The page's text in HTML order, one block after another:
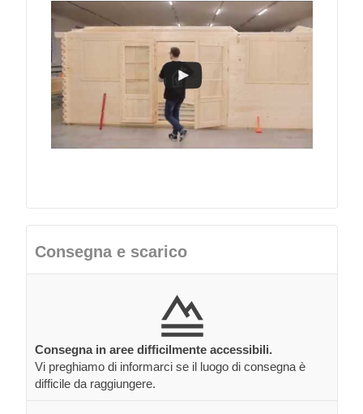
Consegna e scarico
Consegna in aree difficilmente accessibili.
Vi preghiamo di informarci se il luogo di consegna è
difficile da raggiungere.